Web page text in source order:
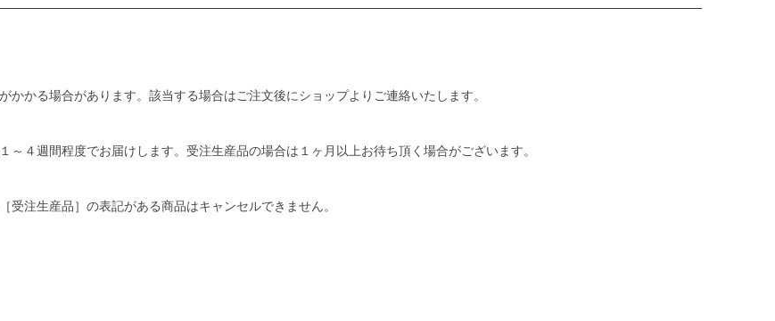
かる場合があります。該当する場合はご注文後にショップよりご連絡いたします。
４週間程度でお届けします。受注生産品の場合は１ヶ月以上お待ち頂く場合がございます。
注生産品］の表記がある商品はキャンセルできません。